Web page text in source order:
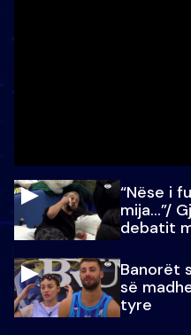
“Nëse i
mija…”/
debatit
Banorët
së
tyre